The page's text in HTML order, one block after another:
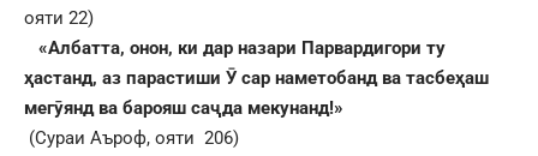
ояти 22)
«Албатта, онон, ки дар назари Парвардигори ту
ҳастанд, аз парастиши Ӯ сар наметобанд ва тасбеҳаш
мегӯянд ва барояш саҷда мекунанд!»
(Сураи Аъроф, ояти 206)